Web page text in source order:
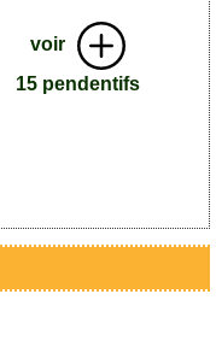
voir
15 pendentifs